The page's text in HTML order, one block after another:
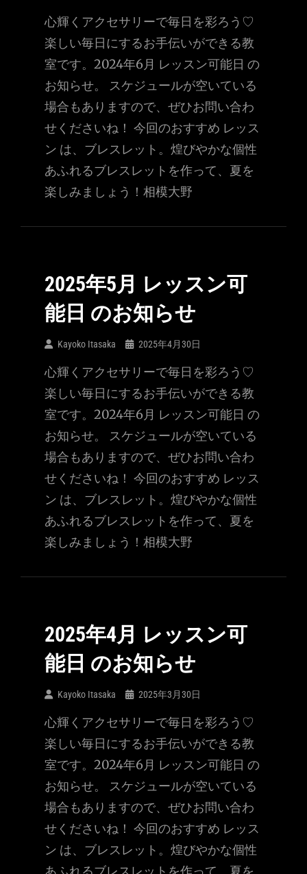
心輝くアクセサリーで毎日を彩ろう♡
楽しい毎日にするお手伝いができる教
室です。2024年6月 レッスン可能日 の
お知らせ。 スケジュールが空いている
場合もありますので、ぜひお問い合わ
せくださいね！ 今回のおすすめ レッス
ン は、ブレスレット。煌びやかな個性
あふれるブレスレットを作って、夏を
楽しみましょう！相模大野
2025年5月 レッスン可
能日 のお知らせ
Kayoko Itasaka 2025年4月30日
心輝くアクセサリーで毎日を彩ろう♡
楽しい毎日にするお手伝いができる教
室です。2024年6月 レッスン可能日 の
お知らせ。 スケジュールが空いている
場合もありますので、ぜひお問い合わ
せくださいね！ 今回のおすすめ レッス
ン は、ブレスレット。煌びやかな個性
あふれるブレスレットを作って、夏を
楽しみましょう！相模大野
2025年4月 レッスン可
能日 のお知らせ
Kayoko Itasaka 2025年3月30日
心輝くアクセサリーで毎日を彩ろう♡
楽しい毎日にするお手伝いができる教
室です。2024年6月 レッスン可能日 の
お知らせ。 スケジュールが空いている
場合もありますので、ぜひお問い合わ
せくださいね！ 今回のおすすめ レッス
ン は、ブレスレット。煌びやかな個性